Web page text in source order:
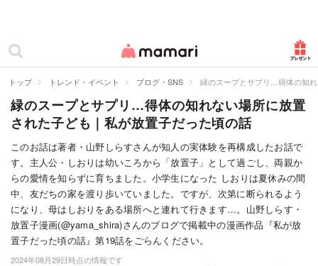
ママリ
カテゴリー一覧
妊娠
出産
赤ちゃん・育児
子育て・家族
病院
トップ トレンド・イベント ブログ・SNS 緑のスープとサプリ…得体の知
緑のスープとサプリ…得体の知れない場所に放置
された子ども｜私が放置子だった頃の話
このお話は著者・山野しらすさんが知人の実体験を再構成したお話で
す。主人公・しおりは幼いころから「放置子」として過ごし、両親か
らの愛情を知らずに育ちました。小学生になった しおりは夏休みの間
中、友だちの家を渡り歩いていました。ですが、次第に断られるよう
になり、母はしおりをある場所へと連れて行きます…。山野しらす・
放置子漫画(@yama_shira)さんのブログで掲載中の漫画作品『私が放
置子だった頃の話』第19話をごらんください。
2024年08月29日時点の情報です